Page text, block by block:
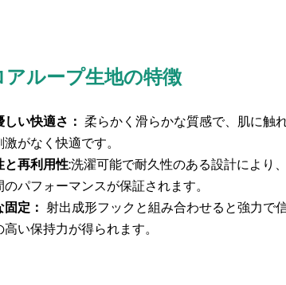
アループ生地の特徴
しい快適さ：柔らかく滑らかな質感で、肌に触
がなく快適です。
と再利用性:洗濯可能で耐久性のある設計により、
のパフォーマンスが保証されます。
定：​​ 射出成形フックと組み合わせると強力で
高い保持力が得られます。